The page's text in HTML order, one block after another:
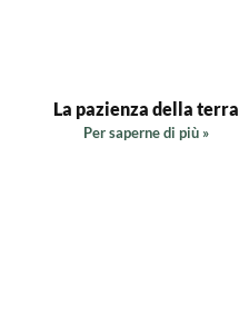
La pazienza della terra
Per saperne di più »